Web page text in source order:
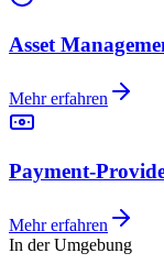
Asset
Mehr erfahren
Payment-
Mehr erfahren
In der Umgebung